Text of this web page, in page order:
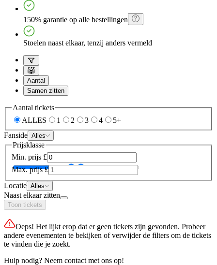
150% garantie op alle bestellingen
Stoelen naast elkaar, tenzij anders vermeld
Aantal
Samen zitten
Aantal tickets
ALLES
1 2 3 4
5+
Fanside Alles
Prijsklasse
Min. prijs £
Max. prijs £
Locatie Alles
Naast elkaar zitten
Toon tickets
Oeps! Het lijkt erop dat er geen tickets zijn gevonden. Probeer
andere evenementen te bekijken of verwijder de filters om de tickets
te vinden die je zoekt.
Hulp nodig? Neem contact met ons op!